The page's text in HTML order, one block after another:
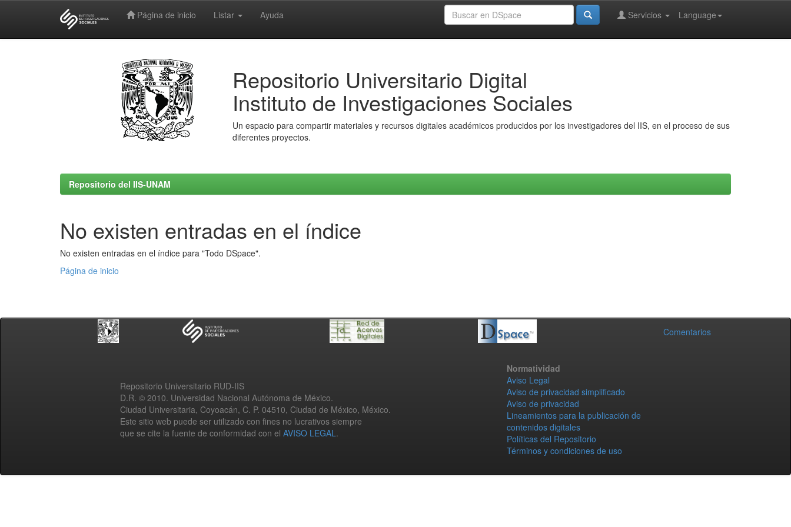
Página de inicio Listar Ayuda Language
Servicios
Repositorio Universitario Digital
Instituto de Investigaciones Sociales
Un espacio para compartir materiales y recursos digitales académicos producidos por los investigadores del IIS, en el proceso de sus
diferentes proyectos.
Repositorio del IIS-UNAM
No existen entradas en el índice
No existen entradas en el índice para "Todo DSpace".
Página de inicio
Comentarios
Repositorio Universitario RUD-IIS
D.R. © 2010. Universidad Nacional Autónoma de México.
Ciudad Universitaria, Coyoacán, C. P. 04510, Ciudad de México, México.
Este sitio web puede ser utilizado con fines no lucrativos siempre
que se cite la fuente de conformidad con el AVISO LEGAL.
Normatividad
Aviso Legal
Aviso de privacidad simplificado
Aviso de privacidad
Lineamientos para la publicación de
contenidos digitales
Políticas del Repositorio
Términos y condiciones de uso